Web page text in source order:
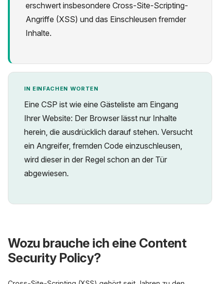
erschwert insbesondere Cross-Site-Scripting-
Angriffe (XSS) und das Einschleusen fremder
Inhalte.
IN EINFACHEN WORTEN
Eine CSP ist wie eine Gästeliste am Eingang
Ihrer Website: Der Browser lässt nur Inhalte
herein, die ausdrücklich darauf stehen. Versucht
ein Angreifer, fremden Code einzuschleusen,
wird dieser in der Regel schon an der Tür
abgewiesen.
Wozu brauche ich eine Content
Security Policy?
Datenschutz